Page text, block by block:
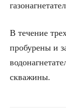
В течение
пробурены и
скважины.